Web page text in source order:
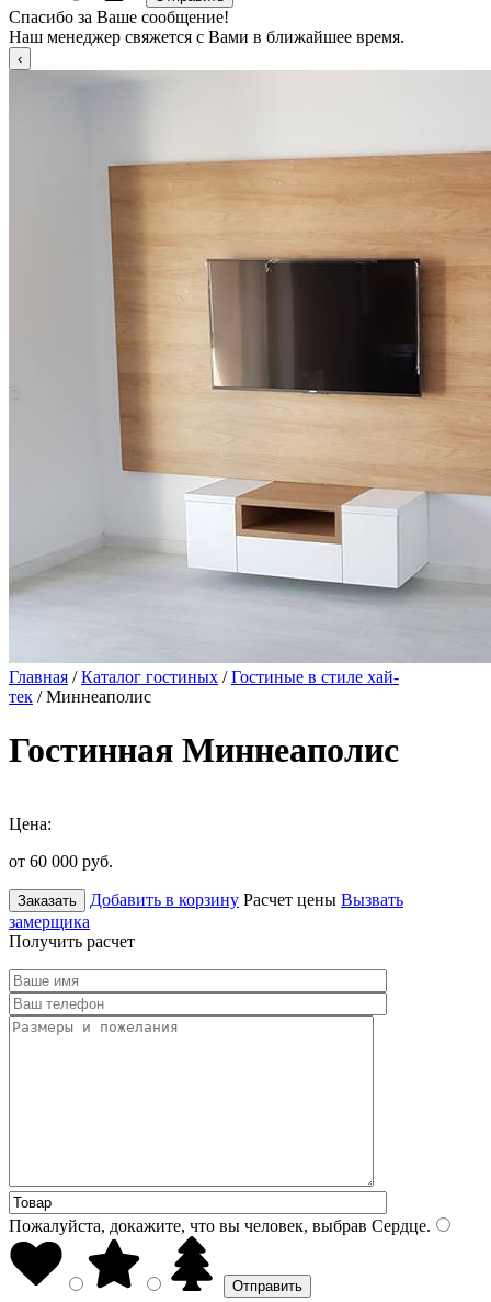
Спасибо за Ваше сообщение!
Наш менеджер свяжется с Вами в ближайшее время.
Главная /Каталог гостиных /Гостиные в стиле хай-
тек / Миннеаполис
Гостинная Миннеаполис
Цена:
от 60 000 руб.
Заказать Добавить в корзину Расчет цены Вызвать
замерщика
Получить расчет
Пожалуйста, докажите, что вы человек, выбрав Сердце.